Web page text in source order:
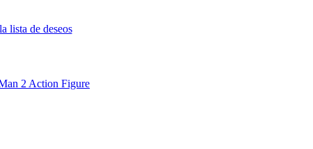
lista de deseos